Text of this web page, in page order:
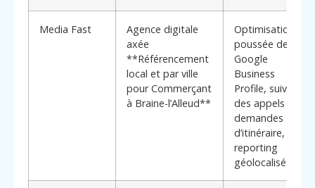
Media Fast
Agence digitale
axée
**Référencement
local et par ville
pour Commerçant
à Braine-l’Alleud**
Optimisation
poussée de
Google
Business
Profile, suivi
des appels et
demandes
d’itinéraire,
reporting
géolocalisé